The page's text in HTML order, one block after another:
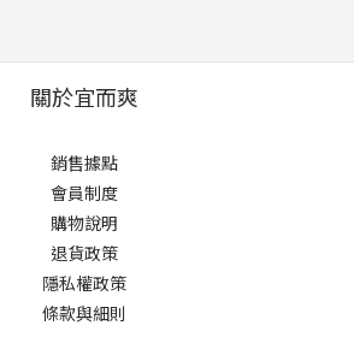
關於宜而爽
銷售據點
會員制度
購物說明
退貨政策
隱私權政策
條款與細則